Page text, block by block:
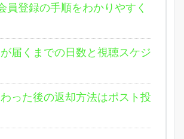
員登録の手順をわかりやすく
届くまでの日数と視聴スケジ
った後の返却方法はポスト投